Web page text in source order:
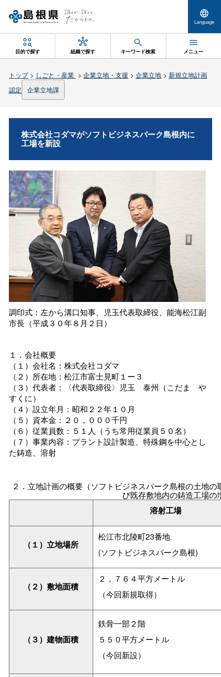
Language
目的で探す 組織で探す キーワード検索 メニュー
トップ> しごと・産業 > 企業立地・支援 > 企業立地> 新規立地計画
認定
企業立地課
株式会社コダマがソフトビジネスパーク島根内に
工場を新設
調印式：左から溝口知事、児玉代表取締役、能海松江副
市長（平成３０年８月２日）
１．会社概要
（１）会社名：株式会社コダマ
（２）所在地：松江市富士見町１ー３
（３）代表者：〈代表取締役〉児玉 泰州（こだま や
すくに）
（４）設立年月：昭和２２年１０月
（５）資本金：２０，０００千円
（６）従業員数：５１人（うち常用従業員５０名）
（７）事業内容：プラント設計製造、特殊鋼を中心とし
た鋳造、溶射
溶射工場
２．立地計画の概要（ソフトビジネスパーク島根の土地
び既存敷地内の鋳造工場の
（１）立地場所
松江市北陵町23番地
(ソフトビジネスパーク島根)
（２）敷地面積
２，７６４平方メートル
（今回新規取得）
（３）建物面積
鉄骨一部２階
５５０平方メートル
（今回新設）